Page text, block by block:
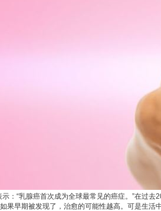
“乳腺癌首次成为全球最常见的癌症。”在过去
果早期被发现了，治愈的可能性越高。可是生